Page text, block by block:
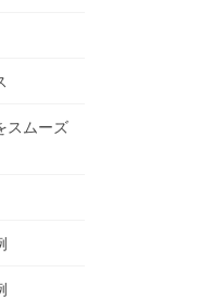
スムーズ